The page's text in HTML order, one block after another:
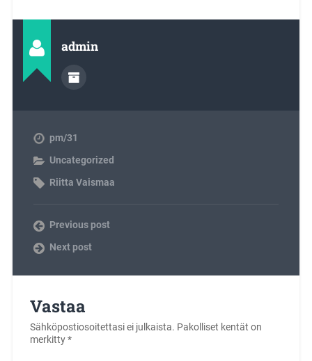
admin
pm/31
Uncategorized
Riitta Vaismaa
Previous post
Next post
Vastaa
Sähköpostiosoitettasi ei julkaista. Pakolliset kentät on
merkitty*